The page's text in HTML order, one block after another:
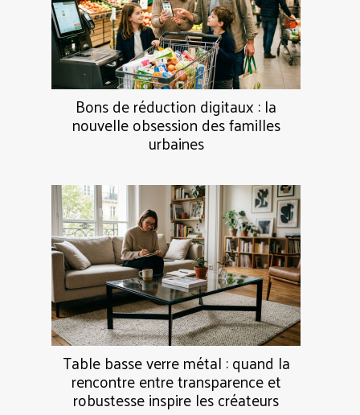
Bons de réduction digitaux : la
nouvelle obsession des familles
urbaines
Table basse verre métal : quand la
rencontre entre transparence et
robustesse inspire les créateurs